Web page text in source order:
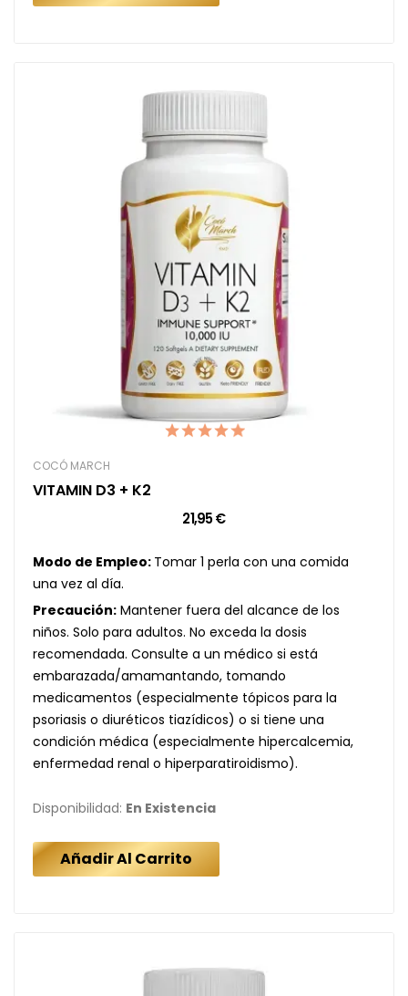
COCÓ MARCH
VITAMIN D3 + K2
21,95 €
Modo de Empleo: Tomar 1 perla con una comida
una vez al día.
Precaución: Mantener fuera del alcance de los
niños. Solo para adultos. No exceda la dosis
recomendada. Consulte a un médico si está
embarazada/amamantando, tomando
medicamentos (especialmente tópicos para la
psoriasis o diuréticos tiazídicos) o si tiene una
condición médica (especialmente hipercalcemia,
enfermedad renal o hiperparatiroidismo).
Disponibilidad: En Existencia
Añadir Al Carrito